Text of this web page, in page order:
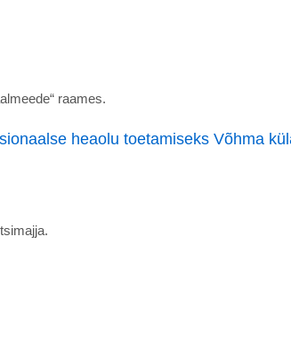
raames.
heaolu toetamiseks Võhma